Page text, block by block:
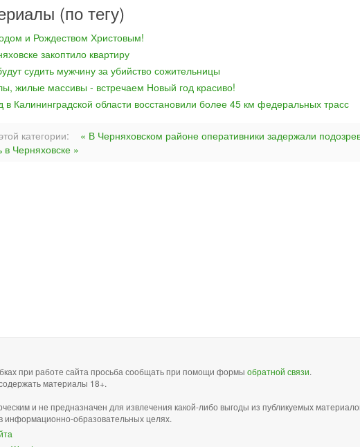
(по тегу)
и Рождеством Христовым!
закоптило квартиру
судить мужчину за убийство сожительницы
жилые массивы - встречаем Новый год красиво!
в Калининградской области восстановили более 45 км федеральных трасс
категории:
« В Черняховском районе оперативники задержали
Черняховске »
при работе сайта просьба сообщать при помощи формы обратной связи.
материалы 18+.
и не предназначен для извлечения какой-либо выгоды из публикуемых
информационно-образовательных целях.